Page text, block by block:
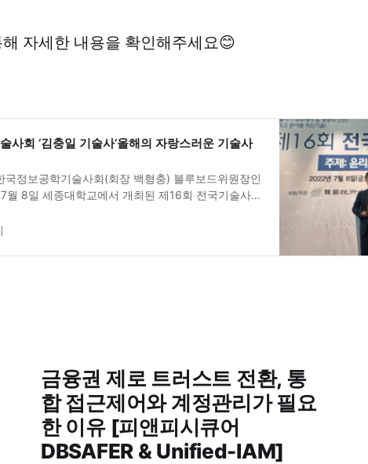
자세한 내용을 확인해주세요😊
사회 ‘김충일 기술사’올해의 자랑스러운 기술사
국정보공학기술사회(회장 백형충) 블루보드위원장인
월 8일 세종대학교에서 개최된 제16회 전국기술사대
에서 젊은 기술사를 중심으로 구성된 블루보드 위원
기획 및 진행을 주관하고 있다.김충일 기술사는 또한
금융권 제로 트러스트 전환, 통
합 접근제어와 계정관리가 필요
한 이유 [피앤피시큐어
DBSAFER & Unified-IAM]